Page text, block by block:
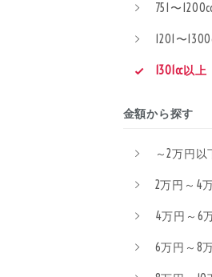
751〜
1201〜
1301cc以上
金額から探す
～2万円以
2万円～4
4万円～6
6万円～8